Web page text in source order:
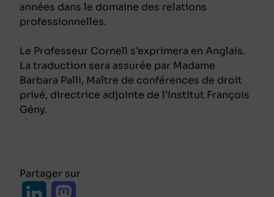
années dans le domaine des relations
professionnelles.
Le Professeur Cornell s’exprimera en Anglais.
La traduction sera assurée par Madame
Barbara Palli, Maître de conférences de droit
privé, directrice adjointe de l’Institut François
Gény.
Partager sur